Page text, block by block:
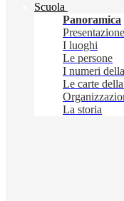
Scuola
Panoramica
Presentazione
I luoghi
Le persone
I numeri
Le carte
La storia